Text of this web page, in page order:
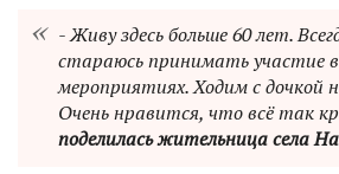
- Живу здесь больше 60 лет.
стараюсь принимать участие
мероприятиях. Ходим с дочкой
Очень нравится, что всё так
поделилась жительница села